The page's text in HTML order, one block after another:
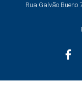
Rua Galvão Bueno